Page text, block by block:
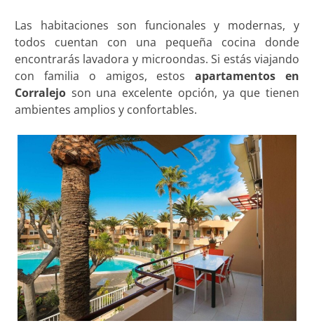
Las habitaciones son funcionales y modernas, y
todos cuentan con una pequeña cocina donde
encontrarás lavadora y microondas. Si estás viajando
con familia o amigos, estosapartamentos en
Corralejoson una excelente opción, ya que tienen
ambientes amplios y confortables.